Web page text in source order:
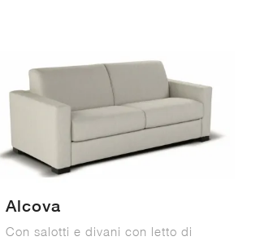
Alcova
Con salotti e divani con letto di